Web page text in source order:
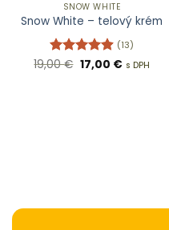
SNOW WHITE
Snow White – telový krém
Hodnotenie
(13)
19,00€ Pôvodná
cena
17,00 €Aktuálna
s DPH